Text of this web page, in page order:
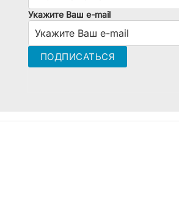
Укажите Ваш e-mail